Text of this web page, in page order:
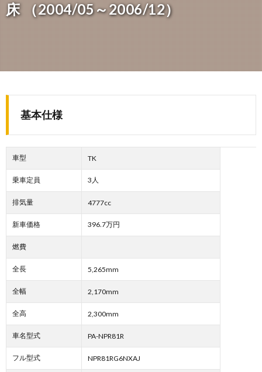
床 （2004/05～2006/12）
基本仕様
車型 TK
乗車定員 3人
排気量 4777cc
新車価格 396.7万円
燃費
全長 5,265mm
全幅 2,170mm
全高 2,300mm
車名型式 PA-NPR81R
フル型式 NPR81RG6NXAJ